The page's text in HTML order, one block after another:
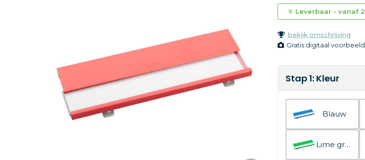
Leverbaar - vanaf
bekijk omschrijving
Gratis digitaal
Stap 1: Kleur
Blauw
Lime groen